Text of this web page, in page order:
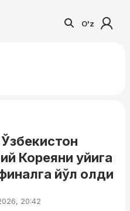
O'z
Кореяни уйига
йўл олди
20:42